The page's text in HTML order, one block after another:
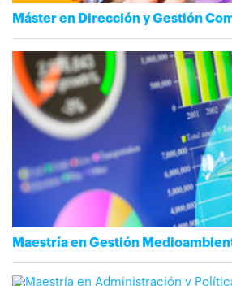
Máster en Dirección y Gestión
Maestría en Gestión